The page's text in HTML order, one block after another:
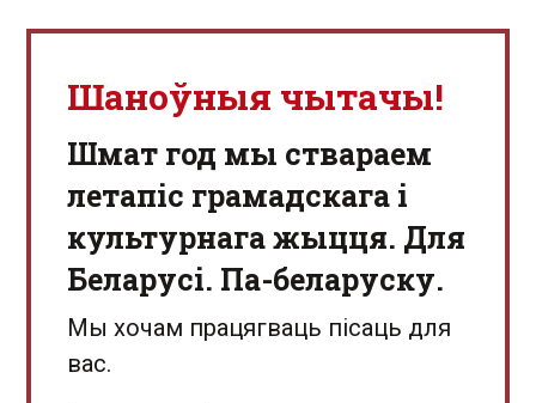
Шаноўныя чытачы!
Шмат год мы ствараем
летапіс грамадскага і
культурнага жыцця. Для
Беларусі. Па-беларуску.
Мы хочам працягваць пісаць для
вас.